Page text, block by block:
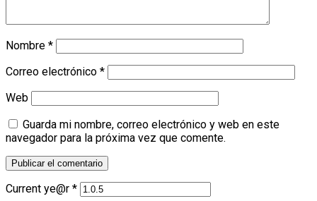
Nombre *
Correo electrónico *
Web
Guarda mi nombre, correo electrónico y web en este
navegador para la próxima vez que comente.
Current ye@r *